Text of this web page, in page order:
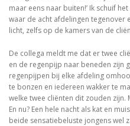
maar eens naar buiten!’ Ik schuif
waar de acht afdelingen tegenover
licht, zelfs op de kamers van de
De collega meldt me dat er twee
en de regenpijp naar beneden zijn
regenpijpen bij elke afdeling
te bonzen en iedereen wakker te
welke twee cliënten dit zouden
En nu? Een hele nacht als kat en
beide sensatiebeluste jongens wel